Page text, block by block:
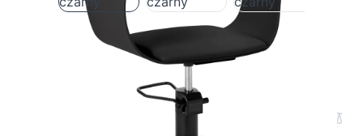
Fotel fryzjerski Hair System Halo Noir